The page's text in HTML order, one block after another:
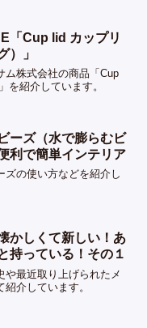
「Cup lid カップリ
）」
ム株式会社の商品「Cup
を紹介しています。
ーズ（水で膨らむビ
利で簡単インテリア
ズの使い方などを紹介し
かしくて新しい！あ
持っている！その１
や最近取り上げられたメ
介しています。